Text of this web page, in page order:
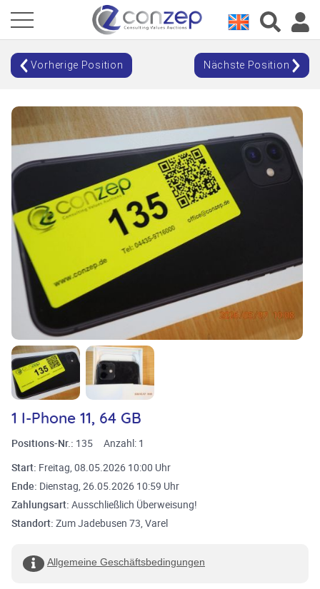
Vorherige Position Nächste Position
1 I-Phone 11, 64 GB
Positions-Nr.: 135 Anzahl: 1
Start: Freitag, 08.05.2026 10:00 Uhr
Ende: Dienstag, 26.05.2026 10:59 Uhr
Zahlungsart: Ausschließlich Überweisung!
Standort: Zum Jadebusen 73, Varel
Allgemeine Geschäftsbedingungen